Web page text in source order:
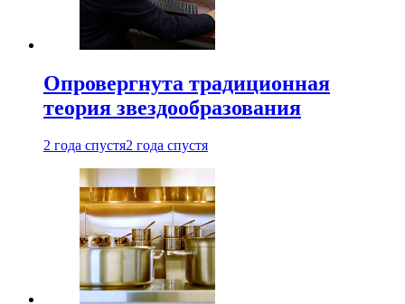
Опровергнута традиционная
теория звездообразования
2 года спустя2 года спустя